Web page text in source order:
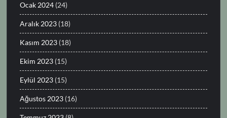
Ocak 2024 (24)
Aralık 2023 (18)
Kasım 2023 (18)
Ekim 2023 (15)
Eylül 2023 (15)
Ağustos 2023 (16)